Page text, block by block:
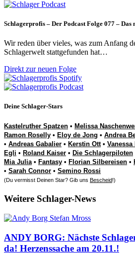
Schlagerprofis – Der Podcast Folge 077 – Das
Wir reden über vieles, was zum Anfang
Schlagerwelt stattgefunden hat…
Direkt zur neuen Folge
Deine Schlager-Stars
Kastelruther Spatzen • Melissa
Ramon Roselly • Eloy de Jong • Andrea
• Andreas Gabalier • Kerstin Ott• Vanessa
Egli • Roland Kaiser • Die Schlagerpiloten
Mia Julia• Fantasy • Florian Silbereisen •
• Sarah Connor • Semino Rossi
(Du vermisst Deinen Star? Gib uns Bescheid!)
Weitere Schlager-News
ANDY BORG: Nächste
da! Herzenssache am 20.11.!